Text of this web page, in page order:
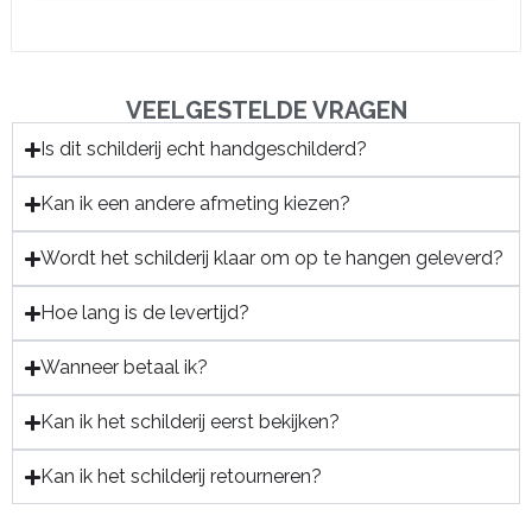
VEELGESTELDE VRAGEN
Is dit schilderij echt handgeschilderd?
Kan ik een andere afmeting kiezen?
Wordt het schilderij klaar om op te hangen geleverd?
Hoe lang is de levertijd?
Wanneer betaal ik?
Kan ik het schilderij eerst bekijken?
Kan ik het schilderij retourneren?